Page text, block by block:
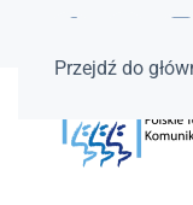
Przejdź do